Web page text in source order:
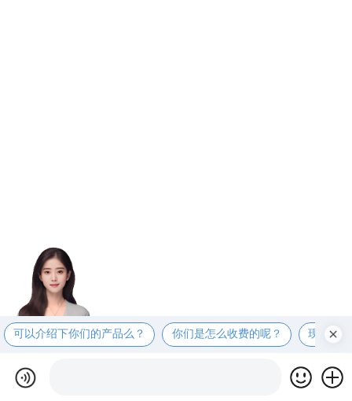
可以介绍下你们的产品么？ 你们是怎么收费的呢？ 现在有